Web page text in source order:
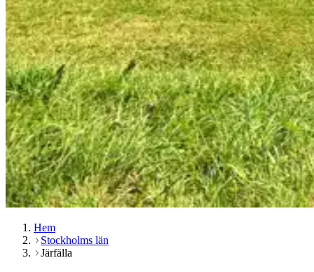
Hem
Stockholms län
Järfälla